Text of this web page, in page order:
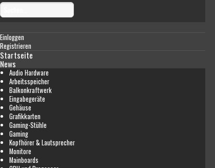
Einloggen
Registrieren
Startseite
News
Audio Hardware
Arbeitsspeicher
Balkonkraftwerk
Eingabegeräte
Gehäuse
Grafikkarten
Gaming-Stühle
Gaming
Kopfhörer & Lautsprecher
Monitore
Mainboards